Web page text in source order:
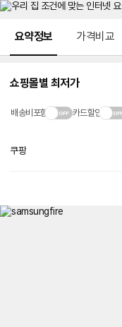
요약정보 가격비교
쇼핑몰별 최저가
배송비포함 카드할인
쿠팡